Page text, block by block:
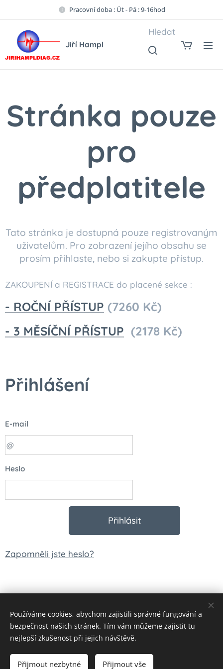
Pracovní doba : Út - Pá : 9-16hod
Jiří Hampl
Hledat
Stránka pouze
pro
předplatitele
Tato stránka je dostupná pouze registrovaným
uživatelům. Pro zobrazení jejího obsahu se
prosím přihlaste, nebo si zakupte přístup.
ZAKOUPENÍ a REGISTRACE do placené sekce :
- ROČNÍ PŘÍSTUP (7260 Kč)
- 3 MĚSÍČNÍ PŘÍSTUP (2178 Kč)
Přihlášení
E-mail
Heslo
Přihlásit
Zapomněli jste heslo?
© 2023 Všechna práva vyhrazena
Cookies
CZK Kč
EUR €
Používáme cookies, abychom zajistili správné fungování a
bezpečnost našich stránek. Tím vám můžeme zajistit tu
nejlepší zkušenost při jejich návštěvě.
Přijmout nezbytné Přijmout vše